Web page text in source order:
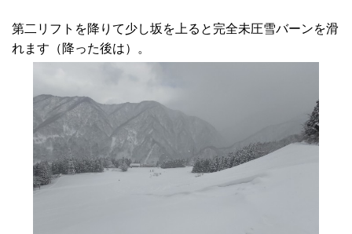
第二リフトを降りて少し坂を上ると完全未圧雪バーンを滑
れます（降った後は）。